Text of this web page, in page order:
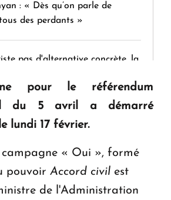
: « Dès qu’on parle de
des perdants »
pas d'alternative concrète, la
de résilience et d'avenir
Hyatt Regency d'Arménie
pour le référendum
du 5 avril a démarré
lundi 17 février.
campagne « Oui », formé
pouvoir Accord civil est
de l'Administration